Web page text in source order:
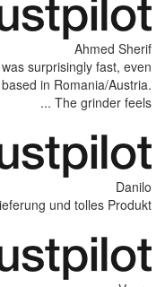
The shipping was
and the store is based
Super schnelle Lieferung